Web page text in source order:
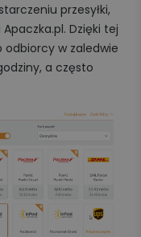
przesyłki,
Apaczka.pl. Dzięki tej
odbiorcy w zaledwie
a często